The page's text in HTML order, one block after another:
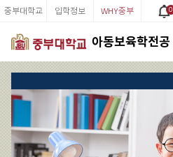
아동보육학전공
중부대학교 입학정보 WHY중부 0